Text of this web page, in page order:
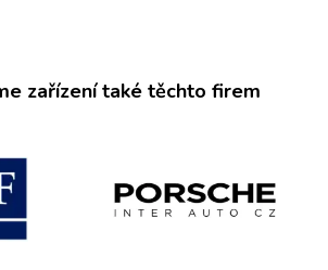
zařízení také těchto firem